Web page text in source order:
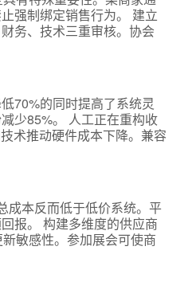
强制绑定销售行为。 建立
务、技术三重审核。协会
70%的同时提高了系统灵
少85%。 人工正在重构收
术推动硬件成本下降。兼容
成本反而低于低价系统。平
报。 构建多维度的供应商
敏感性。参加展会可使商